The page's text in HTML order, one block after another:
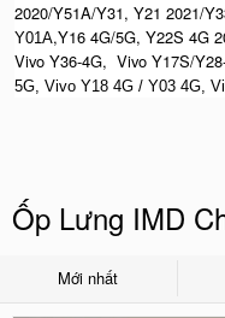
2020/Y51A/Y31, Y21 2021/
Y01A,Y16 4G/5G, Y22S 4G
Vivo Y36-4G, Vivo Y17S/
5G, Vivo Y18 4G / Y03 4G, Vi
Ốp Lưng IMD
Mới nhất